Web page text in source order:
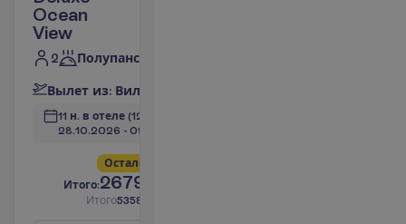
Ocean
View
2 Полупансион
Вылет из: Вил
11 н. в отеле (12 н. всего)
28.10.2026 - 09.11.2026
Остало
Итого:2679.00
Итого5358.00